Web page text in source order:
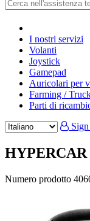
I nostri servizi
Volanti
Joystick
Gamepad
Auricolari per
Farming /
Parti di
HYPERCAR
Numero prodotto